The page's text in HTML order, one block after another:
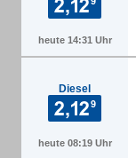
heute 14:31 Uhr
Diesel
heute 08:19 Uhr